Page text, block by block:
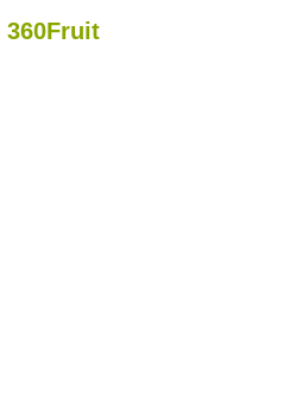
360Fruit